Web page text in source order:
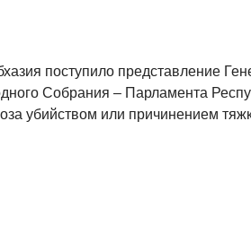
поступило представление
Собрания – Парламента
убийством или причинением